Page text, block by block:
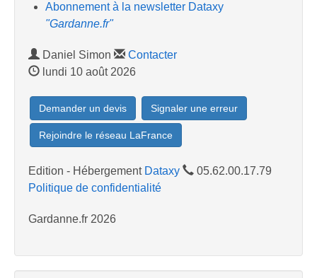
Abonnement à la newsletter Dataxy
"Gardanne.fr"
Daniel Simon
Contacter
lundi 10 août 2026
Demander un devis Signaler une erreur
Rejoindre le réseau LaFrance
Edition - Hébergement Dataxy
05.62.00.17.79
Politique de confidentialité
Gardanne.fr 2026